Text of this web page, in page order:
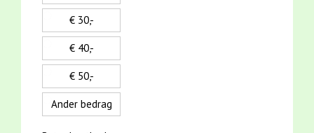
€ 30,-
€ 40,-
€ 50,-
Ander bedrag